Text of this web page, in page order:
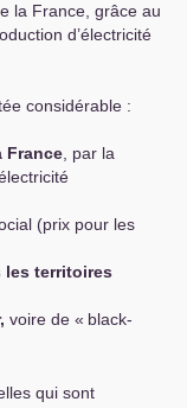
la France, grâce au
d’électricité
considérable :
France , par la
(prix pour les
les territoires
voire de « black-
qui sont